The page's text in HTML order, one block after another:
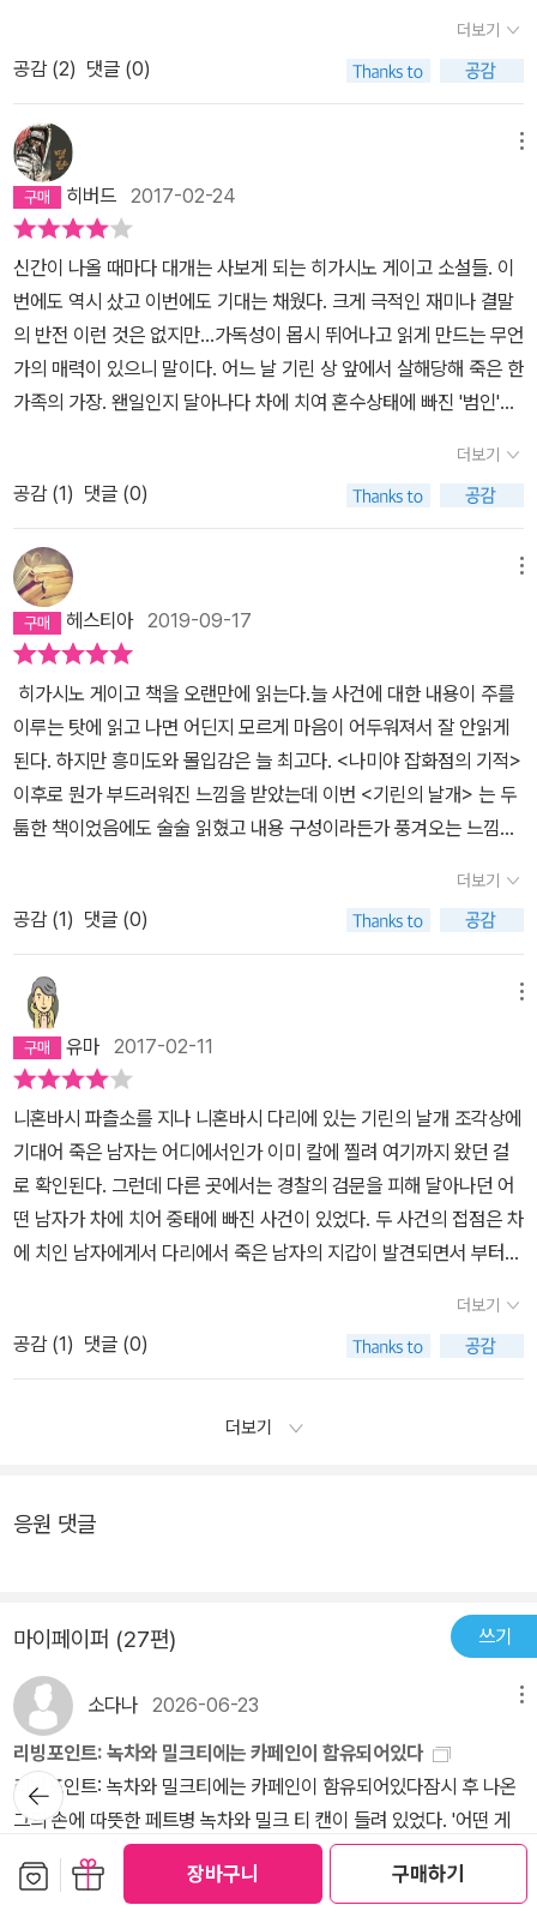
장바구니 구매하기
약하는 《악의》에 비해서 많이 떨어진다.조금 아쉬운 감이 있는 평작.
- 이 간혹 그 사실감에 작은 흠집을 내곤 하지만, 그 천우신조들 가운
데 상당부분은 가가의 노력의 성과이기도 해서 특별히 거부감이 들지
는 않습니다. 시리즈 명품 중 하나인 ‘붉은 손가락’과 마찬가지로 ‘기
린의 날개’ 역시 미스터리 못잖게 사건 이면의 비하인드 스토리에 많
은 분량을 할애합니다. 다 읽은 뒤 복기해보면 오히려 미스터리 자체
보다 사건에 관련된 인물들의 크고 작은 비극들이 더 강한 인상을 남
긴 걸 깨닫게 되는데, 이는 비단 ‘가가 형사 시리즈’뿐 아니라 히가시
노 게이고의 수작들에서 공통적으로 느껴지는 미덕이기도 합니다. 살
해당한 중년남자의 기이한 행동들, 유족들의 이루 말할 수 없는 고통
과 분노, 용의자로 몰린 채 의식을 잃은 남자의 연인의 슬픔 등 사건에
관련된 여러 사람들의 사연은 냉정하지만 따뜻한 형사 가가의 매력과
잘 어우러져 이야기의 힘을 몇 배는 더 매력적으로 만들어줍니다. 제
라딘 MD 최원호의 소개글은 120% 이상 동감할 수밖에 없었습니다.
장인물들의 사연에 꽤 많은 분량을 할애한다. 범죄 트릭은 주역이라
기보다는 보조적인 역할에 가깝다. 살인 사건에 얽힌 인물들의 슬픈
이야기와 함께 부조리한 압력에도 결코 포기하지 않으려는 ‘인간
성’의 힘 같은 드라마적 요소들이 전면에 나선다.” 시리즈 마지막 편
인 ‘기도의 막이 내릴 때’는 오래 전 집을 나간 뒤 홀로 삶을 마감한 가
가의 어머니의 사연이 미스터리와 연결돼서 무척 큰 여운과 인상을
남긴 걸로 기억합니다. 가가의 매력과 시리즈 특유의 서사가 완벽하
게 조화를 이룬 작품이라고 할까요? ‘기린의 날개’의 뒷맛을 좀더 오
래 만끽하고 싶지만 아무래도 조만간 가가의 마지막 이야기를 허겁지
겁 읽게 될 것 같습니다. 한 페이지를 넘길 때마다 아쉬움이 잔뜩 묻어
나겠지만 말입니다.
단언한다.[요즘 젊은이들은 돈이 없어도 아이는 번개같이 만드는군.]
사람들은 때론 생각지 못하게 폭력을 행사하는 경우가 있다. 특히 언
고 해서 그 가족이, 아이가 비난받아야 할 이유가 있을까? 참 아픈 말
이다.. 처음엔 살인 용의자로 언론에서 흉악범으로 취급받던 후유키
는 이후 산재 은폐의 희생양으로 알려지며 동정론을 얻게된다.비난받
던 그들의 아이는 이제 가엾고 불쌍한 가장 없는 가족이 된 것이다.반
대로 아버지의 죽음으로 동정을 받던 아오야기 가족들은 언론을 통해
산재를 은폐하려 한 범죄자의 가족으로 몰린다.소설은 현실을 기반으
로 현재를 꼬집는 경우가 많다.그래서 더 아플때가 많다.책을 읽어내
려가며 그동안 무수히 많이 나온 비슷한 일들이 뇌리를 스쳐지나갔
다.눈물에 휩싸인 유가족들 자신들의 비리를 덮어버리려는 기업들.
잘못을 덮는 일들.. 그로 인해 또 누군가의 유족들의 눈에서 눈물이 떨
어지는..그런 일들...처음부터 문제가 일어나지 않도록 방지하는 것은
쉬우면서도 또한 어렵다..그래서 사람들은 항상 소송에 시달리고 눈
물에 시달리고 죽음에 시달리나보다..일본의 일이라고 하기엔 이미
우리나라의 현실이기도 하기에 가슴한켠이 답답해져온다.절대로 억
울한 범인이 나오지 않기 위해 계속해서 조사를 하는 가가형사를 보
며 우리 시대에 꼭 필요한 형사가 아닌가 싶어소설이 처음으로 부러
워진다. 현실에서 뛰고 있을 좋은 형사님들이 많겠지만 그렇지 못한
일들이 너무 많으니까..삼례나라수퍼. 17년간 억울하게 공권력에 덮
혀 옥살이를 한 무고한 이들의 일처럼 예기치 못한 일들에 휘말려 억
울하게 범인으로 몰린 이들은 많을 것이다.노동자의 인권은 안중에
없는 기업, 약자들에 대한 시선, 언론의 추악한 이면, 그리고 언론에
아둔것 같아 슬프면서도 반성하게 된 계기가 된 것도 같다.쉬이 남을
판단해서 모욕해선 안된다는 것. 용서를 구하는 것과 덮는 것의 무게
감.히가시노의 소설을 기다린 보람을 보상받은 기분인데 왜 이리 무
거운 기분이 드는지 모르겠다.소설속의 상처받은 이들을 위해 알지
못하는 누군가를 위해 기도라도 해주고 싶은 기분이 드는 순간이다.
했다.그런 아빠를 자랑스럽게 여기리라, 아바는 산재 은폐 따위의 비
열한 짓을 할 사람이 아니다, 아무도 믿어 주지 않는다해도 나만은 믿
으리라, 그렇게 다짐했다.
더보기
공감 (2) 댓글 (0)
히버드 2017-02-24
신간이 나올 때마다 대개는 사보게 되는 히가시노 게이고 소설들. 이
번에도 역시 샀고 이번에도 기대는 채웠다. 크게 극적인 재미나 결말
의 반전 이런 것은 없지만...가독성이 몹시 뛰어나고 읽게 만드는 무언
가의 매력이 있으니 말이다. 어느 날 기린 상 앞에서 살해당해 죽은 한
가족의 가장. 왠일인지 달아나다 차에 치여 혼수상태에 빠진 '범인'으
또 무엇이란 말인가? 사건의 진실은 어디에 있는 것일까. 이런 것을
가가 형사가 추적해나간다. 아마도 앞으로도 히가시노 게이고 소설은
계속 보게 될 터. 다만 제발 양장본으로 내지 말고 가격을 내려서 페이
퍼 백 형식으로 가볍게 출간하길 빌 뿐이다. 두께에 비해 책 값이 너무
비싸다.
더보기
공감 (1) 댓글 (0)
헤스티아2019-09-17
히가시노 게이고 책을 오랜만에 읽는다.늘 사건에 대한 내용이 주를
이루는 탓에 읽고 나면 어딘지 모르게 마음이 어두워져서 잘 안읽게
된다. 하지만 흥미도와 몰입감은 늘 최고다. <나미야 잡화점의 기적>
이후로 뭔가 부드러워진 느낌을 받았는데 이번 <기린의 날개> 는 두
툼한 책이었음에도 술술 읽혔고 내용 구성이라든가 풍겨오는 느낌이
린조각상에 기대어 쓰러져 있는 것을 근처 순경이 발견하는 장면으로
시작한다. 갑작스런 사건으로 그와 연관된 등장인물들이 대거 나오지
만 몰입을 방해할 정도는 아니다.용의자로 추정되는 인물도 나타나고
빠른 전개를 보여주는 <기린의 날개> 추천해줄만큼 재미있었다.
더보기
공감 (1) 댓글 (0)
유마 2017-02-11
니혼바시 파츨소를 지나 니혼바시 다리에 있는 기린의 날개 조각상에
기대어 죽은 남자는 어디에서인가 이미 칼에 찔려 여기까지 왔던 걸
로 확인된다. ​그런데 다른 곳에서는 경찰의 검문을 피해 달아나던 어
떤 남자가 차에 치어 중태에 빠진 사건이 있었다. ​​​두 사건의 접점은 차
에 치인 남자에게서 다리에서 죽은 남자의 지갑이 발견되면서 부터이
면서 경찰의 도움을 구하지 않았을까. ​차치남의 의식이 돌아오지 않
은 상태에서 추정만 할 뿐 미스터리가 실질적으로 해소되는 게 아닌
데다, ​매스컴에서는 산재은폐 의혹까지 들추며 먹잇감을 발견해 신났
다. ​그러다보니 가해자의 유족과 피해자의 ​유족이라는 상반된 관계
나게 그려졌다. ​이쯤해서 누가 살인범인지 명확해 보이는데도 ​“가
붉은 손가락>에선 “이 한심한 녀석아” ​정도에서 한계를 그었던 “가
가”가 이번에 그런 격한 반응을 드러낼 ​필요까지 있나 싶을 정도였
다. 오버를 함. 그 마음에 공감이 안 됨. ​눈물겨울 뻔 했던 어떤 속사
정도 일본 추리소설에서 흔히 드러나는 강박적인 교훈이나 감동이라
느껴져 딱딱하다. ​최근 연달아 읽었던 <단 한 번의 시선>과 ​<스킨 컬
렉터>에서와 마찬가지로 알을 깨고 나오지 못해 답습하는 답답함이
있다. ​오죽하면 “유가와”가 생각났을까. <몽환화>와 <공허한 십자
가>의 중간에 있거나 양 경계에 걸쳐 있는 것처럼 보이는 범작. ​그래
도 “가가”라서 별 반개 더 준다.
더보기
공감 (1) 댓글 (0)
더보기
응원 댓글
마이페이퍼 (27편) 쓰기
소다나 2026-06-23
리빙포인트: 녹차와 밀크티에는 카페인이 함유되어있다
리빙포인트: 녹차와 밀크티에는 카페인이 함유되어있다잠시 후 나온
그의 손에 따뜻한 페트병 녹차와 밀크 티 캔이 들려 있었다. '어떤 게
좋으세요?' 양쪽을 모두 내밀면서 그가 물었다. '감사합니다. 녹차로
할게요.' '따뜻한 게 이거밖에 없더군요. 코코아가 있었으면 좋았을 텐
뒤로가
기